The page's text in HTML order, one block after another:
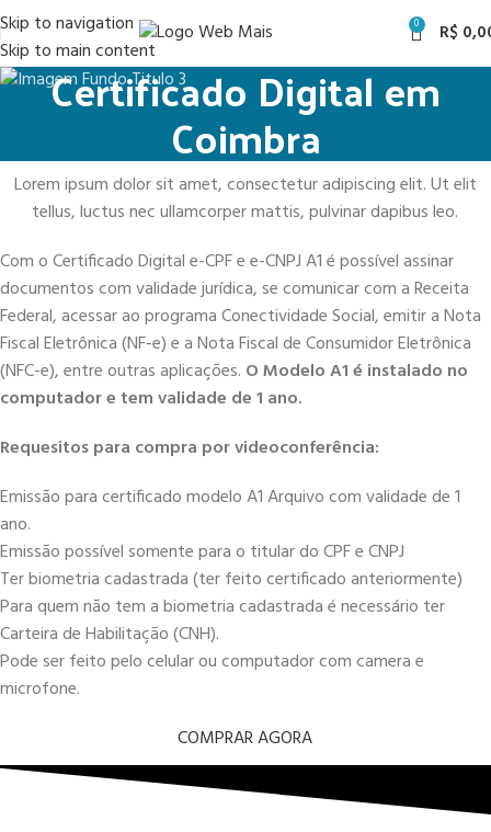
Skip to navigation
Skip to main content
0 R$
Certificado Digital em
Coimbra
Lorem ipsum dolor sit amet, consectetur adipiscing elit. Ut elit
tellus, luctus nec ullamcorper mattis, pulvinar dapibus leo.
Com o Certificado Digital e-CPF e e-CNPJ A1 é possível assinar
documentos com validade jurídica, se comunicar com a Receita
Federal, acessar ao programa Conectividade Social, emitir a Nota
Fiscal Eletrônica (NF-e) e a Nota Fiscal de Consumidor Eletrônica
(NFC-e), entre outras aplicações. O Modelo A1 é instalado no
computador e tem validade de 1 ano.
Requesitos para compra por videoconferência:
Emissão para certificado modelo A1 Arquivo com validade de 1
ano.
Emissão possível somente para o titular do CPF e CNPJ
Ter biometria cadastrada (ter feito certificado anteriormente)
Para quem não tem a biometria cadastrada é necessário ter
Carteira de Habilitação (CNH).
Pode ser feito pelo celular ou computador com camera e
microfone.
COMPRAR AGORA